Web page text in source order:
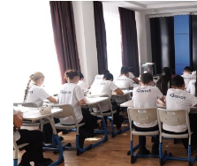
СПЕЦПРОЕКТЫ
СПОРТ
Чек-лист